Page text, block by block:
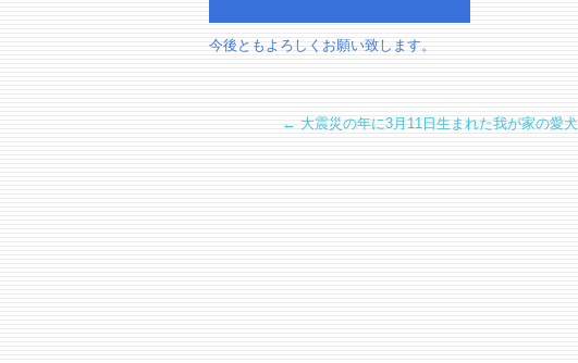
今後ともよろしくお願い致します。
← 大震災の年に3月11日生まれた我が家の愛犬